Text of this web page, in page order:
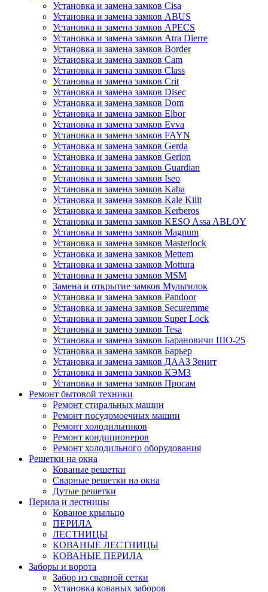
Установка и замена замков Cisa
Установка и замена замков ABUS
Установка и замена замков APECS
Установка и замена замков Atra Dierre
Установка и замена замков Border
Установка и замена замков Cam
Установка и замена замков Class
Установка и замена замков Crit
Установка и замена замков Disec
Установка и замена замков Dom
Установка и замена замков Elbor
Установка и замена замков Evva
Установка и замена замков FAYN
Установка и замена замков Gerda
Установка и замена замков Gerion
Установка и замена замков Guardian
Установка и замена замков Iseo
Установка и замена замков Kaba
Установка и замена замков Kale Kilit
Установка и замена замков Kerberos
Установка и замена замков KESO Assa ABLOY
Установка и замена замков Magnum
Установка и замена замков Masterlock
Установка и замена замков Mettem
Установка и замена замков Mottura
Установка и замена замков MSM
Замена и открытие замков Мультилок
Установка и замена замков Pandoor
Установка и замена замков Securemme
Установка и замена замков Super Lock
Установка и замена замков Tesa
Установка и замена замков Барановичи ШО-25
Установка и замена замков Барьер
Установка и замена замков ДААЗ Зенит
Установка и замена замков КЭМЗ
Установка и замена замков Просам
Ремонт бытовой техники
Ремонт стиральных машин
Ремонт посудомоечных машин
Ремонт холодильников
Ремонт кондиционеров
Ремонт холодильного оборудования
Решетки на окна
Кованые решетки
Сварные решетки на окна
Дутые решетки
Перила и лестницы
Кованое крыльцо
ПЕРИЛА
ЛЕСТНИЦЫ
КОВАНЫЕ ЛЕСТНИЦЫ
КОВАНЫЕ ПЕРИЛА
Заборы и ворота
Забор из сварной сетки
Установка кованых заборов